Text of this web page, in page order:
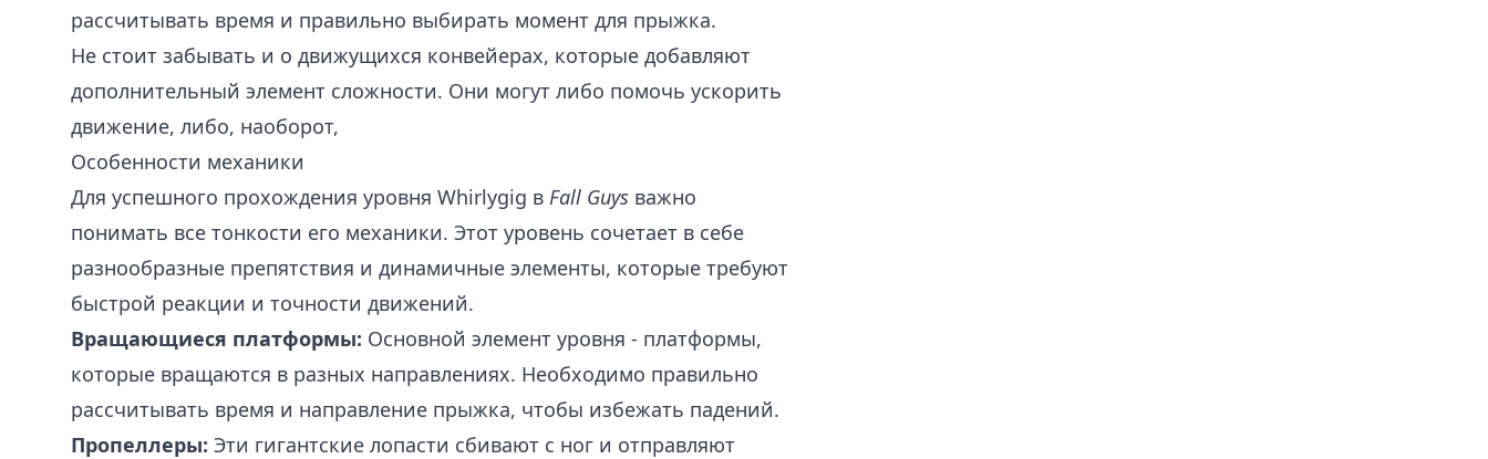
рассчитывать время и правильно выбирать момент для прыжка.
Не стоит забывать и о движущихся конвейерах, которые добавляют
дополнительный элемент сложности. Они могут либо помочь ускорить
движение, либо, наоборот,
Особенности механики
Для успешного прохождения уровня Whirlygig в Fall Guys важно
понимать все тонкости его механики. Этот уровень сочетает в себе
разнообразные препятствия и динамичные элементы, которые требуют
быстрой реакции и точности движений.
Вращающиеся платформы: Основной элемент уровня - платформы,
которые вращаются в разных направлениях. Необходимо правильно
рассчитывать время и направление прыжка, чтобы избежать падений.
Пропеллеры: Эти гигантские лопасти сбивают с ног и отправляют